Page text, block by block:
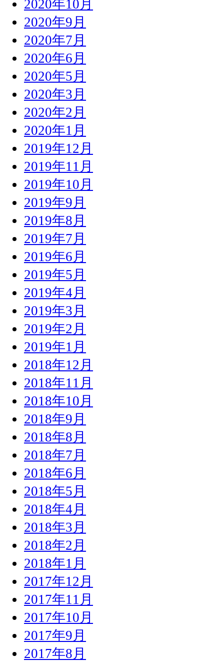
2020年10月
2020年9月
2020年7月
2020年6月
2020年5月
2020年3月
2020年2月
2020年1月
2019年12月
2019年11月
2019年10月
2019年9月
2019年8月
2019年7月
2019年6月
2019年5月
2019年4月
2019年3月
2019年2月
2019年1月
2018年12月
2018年11月
2018年10月
2018年9月
2018年8月
2018年7月
2018年6月
2018年5月
2018年4月
2018年3月
2018年2月
2018年1月
2017年12月
2017年11月
2017年10月
2017年9月
2017年8月